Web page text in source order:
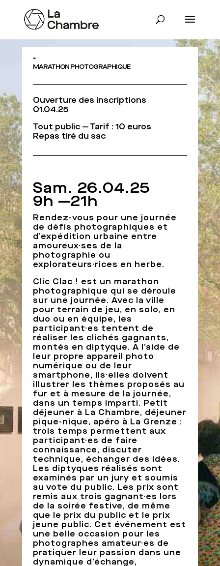
Clic-Clac !
MARATHON PHOTOGRAPHIQUE
Ouverture des inscriptions
01.04.25
Tout public — Tarif : 10 euros
Repas tiré du sac
Sam. 26.04.25
9h —21h
Rendez-vous pour une journée
de défis photographiques et
d’expédition urbaine entre
amoureux·ses de la
photographie ou
explorateurs·rices en herbe.
Clic Clac ! est un marathon
photographique qui se déroule
sur une journée. Avec la ville
pour terrain de jeu, en solo, en
duo ou en équipe, les
participant·es tentent de
réaliser les clichés gagnants,
montés en diptyque. À l’aide de
leur propre appareil photo
numérique ou de leur
smartphone, ils·elles doivent
illustrer les thèmes proposés au
fur et à mesure de la journée,
dans un temps imparti. Petit
déjeuner à La Chambre, déjeuner
pique-nique, apéro à La Grenze :
trois temps permettent aux
participant·es de faire
connaissance, discuter
technique, échanger des idées.
Les diptyques réalisés sont
examinés par un jury et soumis
au vote du public. Les prix sont
remis aux trois gagnant·es lors
de la soirée festive, de même
que le prix du public et le prix
jeune public. Cet événement est
une belle occasion pour les
photographes amateur·es de
pratiquer leur passion dans une
dynamique d’échange,